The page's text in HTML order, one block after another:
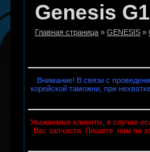
Genesis
Главная страница » GENESIS »
Внимание! В связи с
корейской таможни, при
Уважаемые клиенты, в случае
Вас запчасти. Пишите нам на